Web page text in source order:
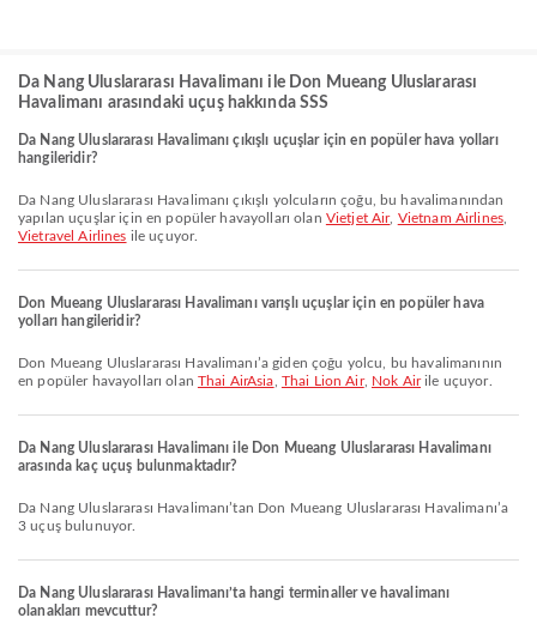
Da Nang Uluslararası Havalimanı ile Don Mueang Uluslararası
Havalimanı arasındaki uçuş hakkında SSS
Da Nang Uluslararası Havalimanı çıkışlı uçuşlar için en popüler hava yolları
hangileridir?
Da Nang Uluslararası Havalimanı çıkışlı yolcuların çoğu, bu havalimanından
yapılan uçuşlar için en popüler havayolları olan Vietjet Air, Vietnam Airlines,
Vietravel Airlines ile uçuyor.
Don Mueang Uluslararası Havalimanı varışlı uçuşlar için en popüler hava
yolları hangileridir?
Don Mueang Uluslararası Havalimanı’a giden çoğu yolcu, bu havalimanının
en popüler havayolları olan Thai AirAsia Thai Lion Air, Nok Airile uçuyor.
Da Nang Uluslararası Havalimanı ile Don Mueang Uluslararası Havalimanı
arasında kaç uçuş bulunmaktadır?
Da Nang Uluslararası Havalimanı’tan Don Mueang Uluslararası Havalimanı’a
3 uçuş bulunuyor.
Da Nang Uluslararası Havalimanı’ta hangi terminaller ve havalimanı
olanakları mevcuttur?